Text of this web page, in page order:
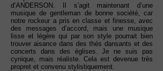
d’ANDERSON. Il s’agit maintenant d’une
musique de gentleman de bonne société, car
notre rockeur a pris en classe et finesse, avec
des messages d’accord, mais une musique
lisse et légère qui par son style pourrait bien
trouver aisance dans des thés dansants et des
concerts dans des églises. Je ne suis pas
cynique, mais réaliste. Cela est devenue très
propret et convenu stylistiquement.